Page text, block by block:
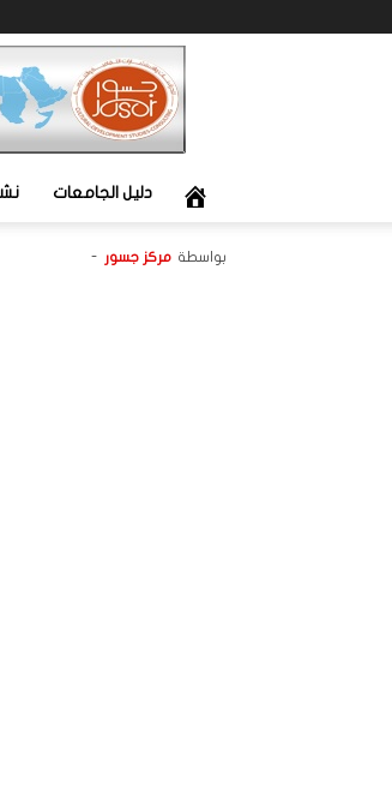
دليل الجامعات
بواسطة مركز جسور -